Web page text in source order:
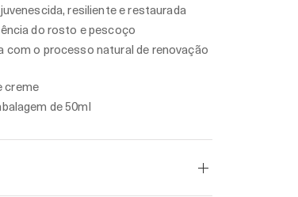
resiliente e restaurada
do rosto e pescoço
com o processo natural de renovação
creme
de 50ml